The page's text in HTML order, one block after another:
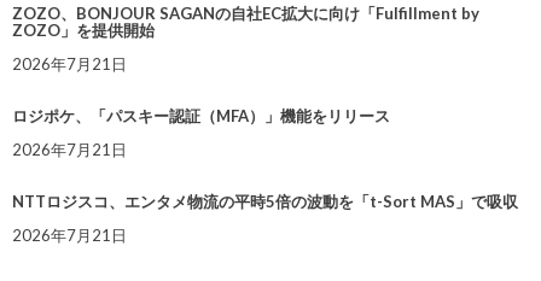
ZOZO、BONJOUR SAGANの自社EC拡大に向け「Fulfillment by
ZOZO」を提供開始
2026年7月21日
ロジポケ、「パスキー認証（MFA）」機能をリリース
2026年7月21日
NTTロジスコ、エンタメ物流の平時5倍の波動を「t-Sort MAS」で吸収
2026年7月21日